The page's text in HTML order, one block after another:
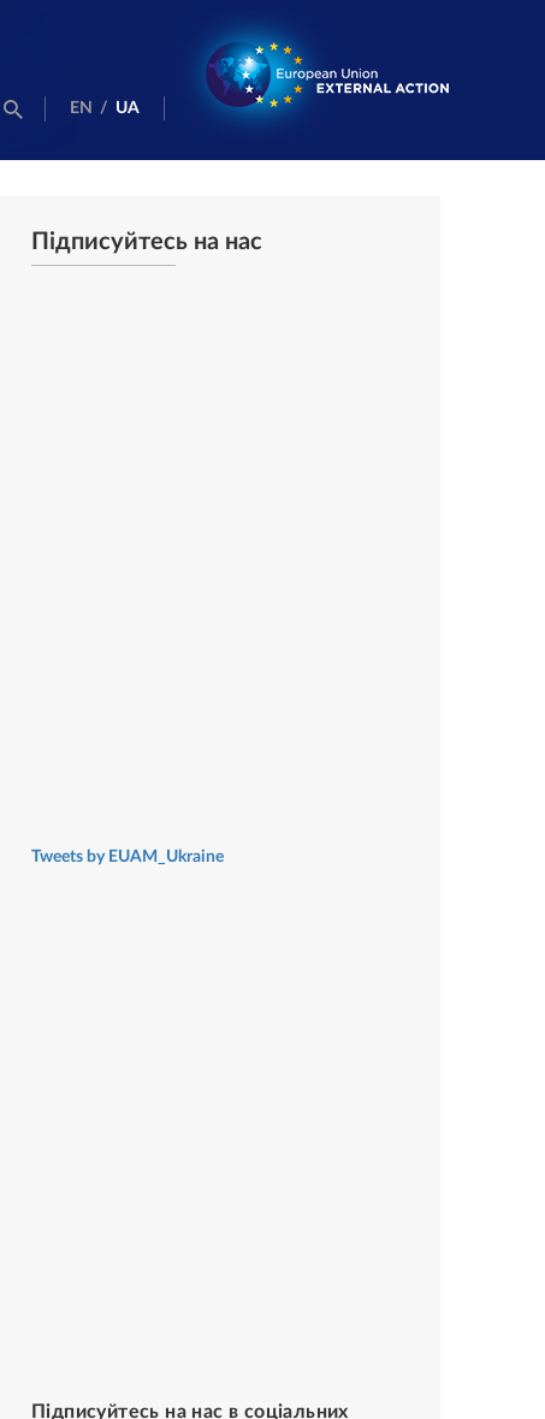
EN / UA
Підписуйтесь на нас
Tweets by EUAM_Ukraine
Підписуйтесь на нас в соціальних